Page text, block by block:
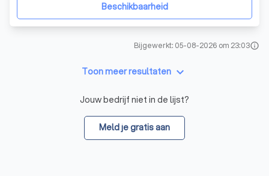
Beschikbaarheid
Bijgewerkt: 05-08-2026 om 23:03info
Toon meer resultaten keyboard_arrow_down
Jouw bedrijf niet in de lijst?
Meld je gratis aan